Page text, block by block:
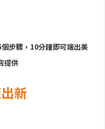
步驟，10分鐘即可端出美
提供
新